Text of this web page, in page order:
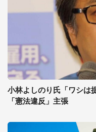
小林よしのり氏「ワシは
「憲法違反」主張